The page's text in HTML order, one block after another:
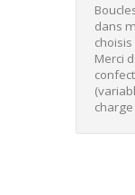
dans
Merci